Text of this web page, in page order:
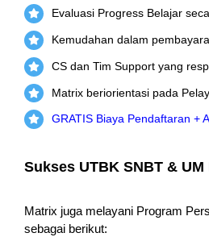
Evaluasi Progress Belajar
Kemudahan dalam
CS dan Tim Support yang
Matrix beriorientasi pada
GRATIS Biaya Pendaftaran +
Sukses UTBK SNBT & UM
Matrix juga melayani Program
sebagai berikut: